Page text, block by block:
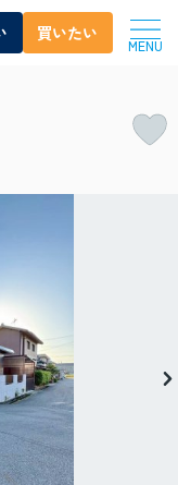
買いたい
MENU